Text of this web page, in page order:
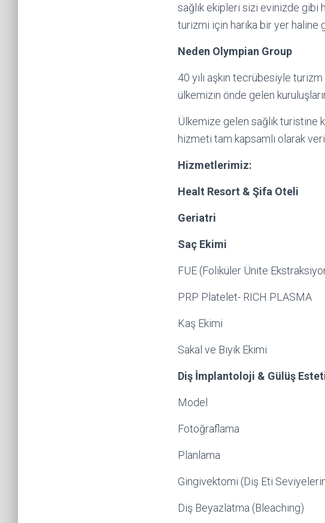
sağlık ekipleri sizi evinizde gibi
turizmi için harika bir yer haline
Neden Olympian Group
40 yılı aşkın tecrübesiyle
ülkemizin önde gelen
Ülkemize gelen sağlık turistine
hizmeti tam kapsamlı olarak
Hizmetlerimiz:
Healt Resort & Şifa Oteli
Geriatri
Saç Ekimi
FUE (Foliküler Ünite
PRP Platelet- RICH PLASMA
Kaş Ekimi
Sakal ve Bıyık Ekimi
Diş İmplantoloji & Gülüş
Model
Fotoğraflama
Planlama
Gingivektomi (Diş Eti
Diş Beyazlatma (Bleaching)